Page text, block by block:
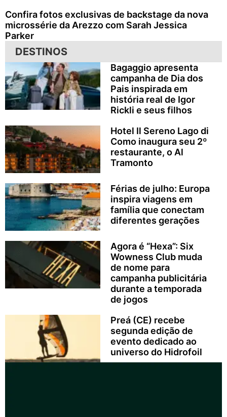
Confira fotos exclusivas de backstage da nova
microssérie da Arezzo com Sarah Jessica
Parker
DESTINOS
Bagaggio apresenta
campanha de Dia dos
Pais inspirada em
história real de Igor
Rickli e seus filhos
Hotel Il Sereno Lago di
Como inaugura seu 2º
restaurante, o Al
Tramonto
Férias de julho: Europa
inspira viagens em
família que conectam
diferentes gerações
Agora é “Hexa”: Six
Wowness Club muda
de nome para
campanha publicitária
durante a temporada
de jogos
Preá (CE) recebe
segunda edição de
evento dedicado ao
universo do Hidrofoil